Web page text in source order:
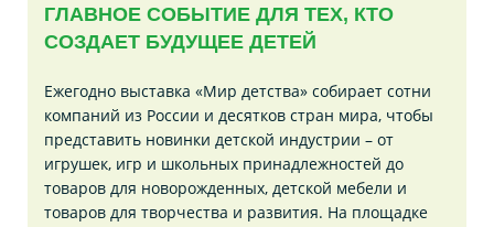
ГЛАВНОЕ СОБЫТИЕ ДЛЯ ТЕХ, КТО
СОЗДАЕТ БУДУЩЕЕ ДЕТЕЙ
Ежегодно выставка «Мир детства» собирает сотни
компаний из России и десятков стран мира, чтобы
представить новинки детской индустрии – от
игрушек, игр и школьных принадлежностей до
товаров для новорожденных, детской мебели и
товаров для творчества и развития. На площадке